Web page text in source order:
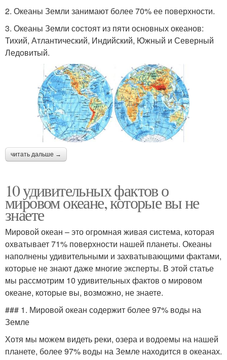
2. Океаны Земли занимают более 70% ее поверхности.
3. Океаны Земли состоят из пяти основных океанов:
Тихий, Атлантический, Индийский, Южный и Северный
Ледовитый.
читать дальше →
10 удивительных фактов о
мировом океане, которые вы не
знаете
Мировой океан – это огромная живая система, которая
охватывает 71% поверхности нашей планеты. Океаны
наполнены удивительными и захватывающими фактами,
которые не знают даже многие эксперты. В этой статье
мы рассмотрим 10 удивительных фактов о мировом
океане, которые вы, возможно, не знаете.
### 1. Мировой океан содержит более 97% воды на
Земле
Хотя мы можем видеть реки, озера и водоемы на нашей
планете, более 97% воды на Земле находится в океанах.